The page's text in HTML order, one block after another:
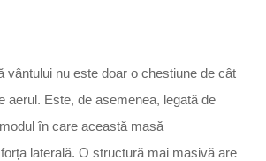
vântului nu este doar o chestiune de cât
aerul. Este, de asemenea, legată de
în care această masă
laterală. O structură mai masivă are